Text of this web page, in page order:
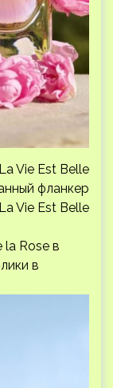
Vie Est Belle
фланкер
Vie Est Belle
la Rose в
в